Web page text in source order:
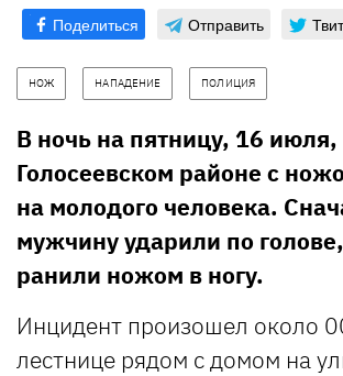
Поделиться Отправить
НОЖ НАПАДЕНИЕ ПОЛИЦИЯ
В ночь на пятницу, 16 июля,
Голосеевском районе с
на молодого человека.
мужчину ударили по
ранили ножом в ногу.
Инцидент произошел около
лестнице рядом с домом на